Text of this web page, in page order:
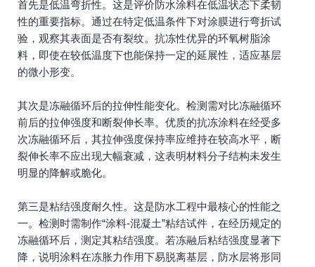
首先是低温弯折性。这是评价防水涂料在低温状态下柔韧
性的重要指标。通过在特定低温条件下对涂膜进行弯折试
验，观察其表面是否有裂纹。抗冻性优异的环氧树脂涂
料，即使在较低温度下也能保持一定的延展性，适应基层
的微小形变。
其次是冻融循环后的拉伸性能变化。检测需对比冻融循环
前后的拉伸强度和断裂伸长率。优质的抗冻涂料在经受多
次冻融循环后，其拉伸强度保持率应维持在较高水平，断
裂伸长率不应出现大幅衰减，这表明材料分子结构未发生
明显的降解或脆化。
第三是粘结强度耐久性。这是防水工程中最核心的性能之
一。检测时需制作“涂料-混凝土”粘结试件，在经历规定的
冻融循环后，测定其粘结强度。若冻融后粘结强度显著下
降，说明涂料在冻胀力作用下易脱离基层，防水层将形同